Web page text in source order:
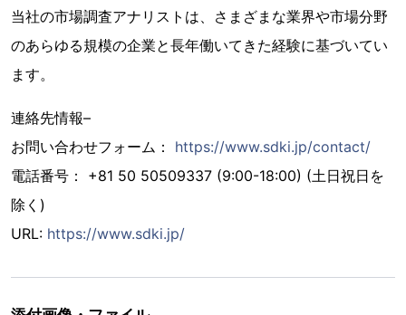
当社の市場調査アナリストは、さまざまな業界や市場分野
のあらゆる規模の企業と長年働いてきた経験に基づいてい
ます。
連絡先情報–
お問い合わせフォーム： https://www.sdki.jp/contact/
電話番号： +81 50 50509337 (9:00-18:00) (土日祝日を
除く)
URL: https://www.sdki.jp/